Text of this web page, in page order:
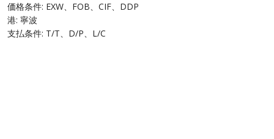
価格条件: EXW、FOB、CIF、DDP
港: 寧波
支払条件: T/T、D/P、L/C